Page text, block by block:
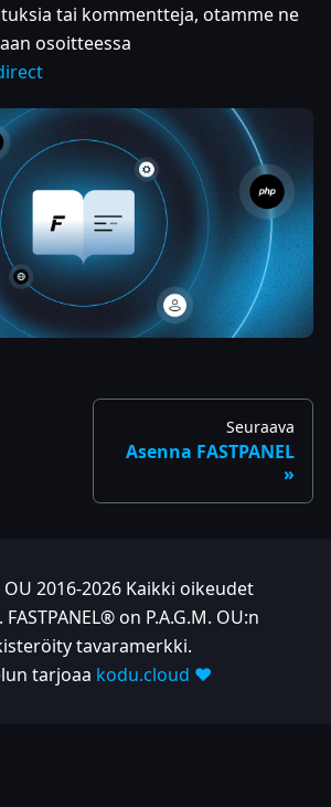
tai kommentteja, otamme ne
osoitteessa
Seuraava
Asenna FASTPANEL
OU 2016-2026 Kaikki oikeudet
on P.A.G.M. OU:n
tavaramerkki.
tarjoaa kodu.cloud ❤️